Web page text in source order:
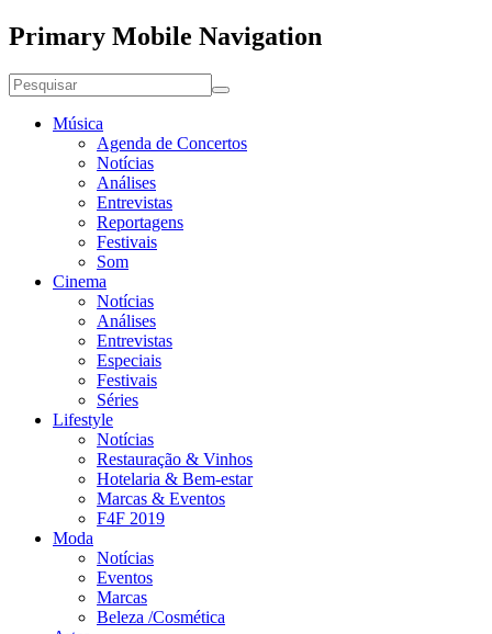
Primary Mobile Navigation
Música
Agenda de Concertos
Notícias
Análises
Entrevistas
Reportagens
Festivais
Som
Cinema
Notícias
Análises
Entrevistas
Especiais
Festivais
Séries
Lifestyle
Notícias
Restauração & Vinhos
Hotelaria & Bem-estar
Marcas & Eventos
F4F 2019
Moda
Notícias
Eventos
Marcas
Beleza /Cosmética